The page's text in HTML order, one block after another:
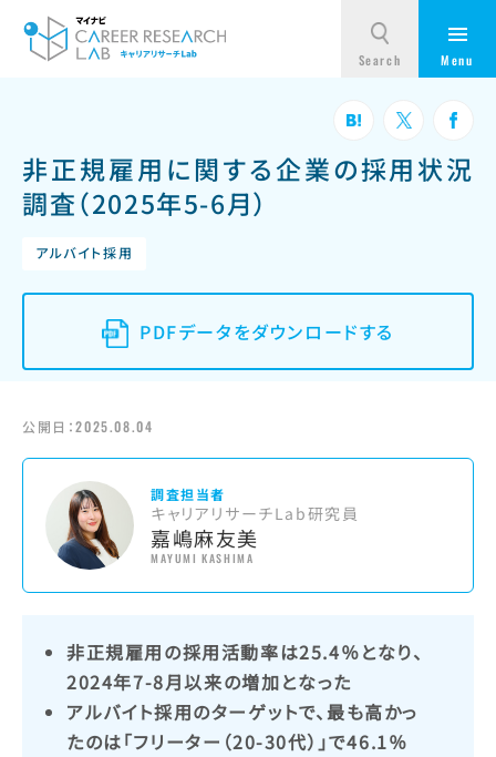
非正規雇用に関する企業の採用状況
調査（2025年5-6月）
アルバイト採用
PDFデータをダウンロードする
公開日：2025.08.04
調査担当者
キャリアリサーチLab研究員
嘉嶋麻友美
MAYUMI KASHIMA
非正規雇用の採用活動率は25.4％となり、
2024年7-8月以来の増加となった
アルバイト採用のターゲットで、最も高かっ
たのは「フリーター（20-30代）」で46.1％